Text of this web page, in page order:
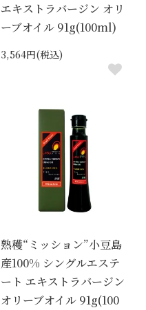
エキストラバージン オリ
ーブオイル 91g(100ml)
3,564円(税込)
熟穫“ミッション”小豆島
産100% シングルエステ
ート エキストラバージン
オリーブオイル 91g(100